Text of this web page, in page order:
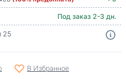
Под заказ 2-3 дн.
25
В Избранное